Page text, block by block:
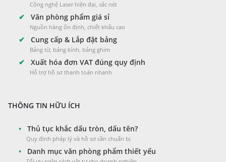
Công nghệ Laser hiện đại, sắc nét
✔ Văn phòng phẩm giá sỉ
Nguồn hàng ổn định, chiết khấu cao
✔ Cung cấp & Lắp đặt bảng
Bảng từ, bảng kính, bảng ghim
✔ Xuất hóa đơn VAT đúng quy định
Hỗ trợ hồ sơ thanh toán nhanh
THÔNG TIN HỮU ÍCH
• Thủ tục khắc dấu tròn, dấu tên?
Quy định pháp lý và hồ sơ cần chuẩn bị
• Danh mục văn phòng phẩm thiết yếu